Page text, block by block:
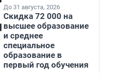
До 31 августа, 2026
Скидка 72 000 на
высшее образование
и среднее
специальное
образование в
первый год обучения